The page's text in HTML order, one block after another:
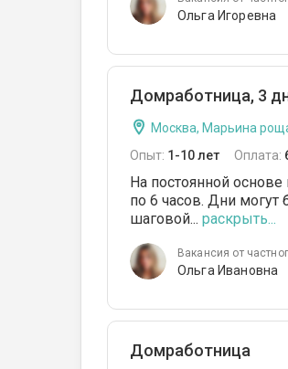
Ольга Игоревна
Домработница, 3
Москва, Марьина
Опыт: 1-10 лет Оплата:
На постоянной
по 6 часов. Дни могут
шаговой... раскрыть...
Вакансия от
Ольга Ивановна
Домработница